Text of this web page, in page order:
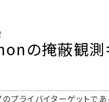
の掩蔽観測
のプライバイターゲット